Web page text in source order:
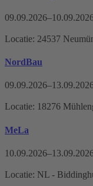
Locatie: 24537
NordBau
Locatie: 18276
MeLa
Locatie: NL -